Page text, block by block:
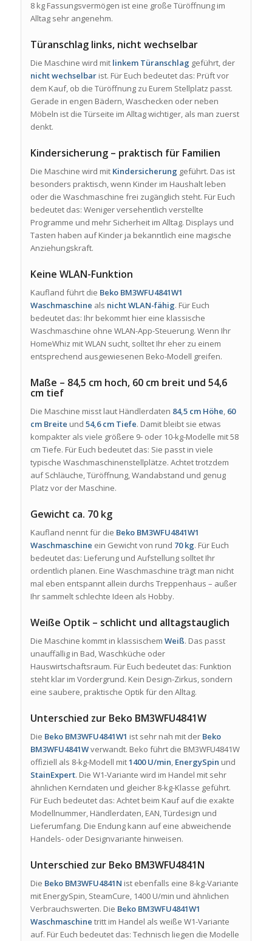
8 kg Fassungsvermögen ist eine große Türöffnung im
Alltag sehr angenehm.
Türanschlag links, nicht wechselbar
Die Maschine wird mit linkem Türanschlag geführt, der
nicht wechselbarist. Für Euch bedeutet das: Prüft vor
dem Kauf, ob die Türöffnung zu Eurem Stellplatz passt.
Gerade in engen Bädern, Waschecken oder neben
Möbeln ist die Türseite im Alltag wichtiger, als man zuerst
denkt.
Kindersicherung – praktisch für Familien
Die Maschine wird mit Kindersicherung geführt. Das ist
besonders praktisch, wenn Kinder im Haushalt leben
oder die Waschmaschine frei zugänglich steht. Für Euch
bedeutet das: Weniger versehentlich verstellte
Programme und mehr Sicherheit im Alltag. Displays und
Tasten haben auf Kinder ja bekanntlich eine magische
Anziehungskraft.
Keine WLAN-Funktion
Kaufland führt die Beko BM3WFU4841W1
Waschmaschine als nicht WLAN-fähig. Für Euch
bedeutet das: Ihr bekommt hier eine klassische
Waschmaschine ohne WLAN-App-Steuerung. Wenn Ihr
HomeWhiz mit WLAN sucht, solltet Ihr eher zu einem
entsprechend ausgewiesenen Beko-Modell greifen.
Maße – 84,5 cm hoch, 60 cm breit und 54,6
cm tief
Die Maschine misst laut Händlerdaten 84,5 cm Höhe, 60
cm Breite und 54,6 cm Tiefe. Damit bleibt sie etwas
kompakter als viele größere 9- oder 10-kg-Modelle mit 58
cm Tiefe. Für Euch bedeutet das: Sie passt in viele
typische Waschmaschinenstellplätze. Achtet trotzdem
auf Schläuche, Türöffnung, Wandabstand und genug
Platz vor der Maschine.
Gewicht ca. 70 kg
Kaufland nennt für die Beko BM3WFU4841W1
Waschmaschine ein Gewicht von rund 70 kg. Für Euch
bedeutet das: Lieferung und Aufstellung solltet Ihr
ordentlich planen. Eine Waschmaschine trägt man nicht
mal eben entspannt allein durchs Treppenhaus – außer
Ihr sammelt schlechte Ideen als Hobby.
Weiße Optik – schlicht und alltagstauglich
Die Maschine kommt in klassischem Weiß. Das passt
unauffällig in Bad, Waschküche oder
Hauswirtschaftsraum. Für Euch bedeutet das: Funktion
steht klar im Vordergrund. Kein Design-Zirkus, sondern
eine saubere, praktische Optik für den Alltag.
Unterschied zur Beko BM3WFU4841W
Die Beko BM3WFU4841W1 ist sehr nah mit der Beko
BM3WFU4841Wverwandt. Beko führt die BM3WFU4841W
offiziell als 8-kg-Modell mit1400 U/min, EnergySpin und
StainExpert. Die W1-Variante wird im Handel mit sehr
ähnlichen Kerndaten und gleicher 8-kg-Klasse geführt.
Für Euch bedeutet das: Achtet beim Kauf auf die exakte
Modellnummer, Händlerdaten, EAN, Türdesign und
Lieferumfang. Die Endung kann auf eine abweichende
Handels- oder Designvariante hinweisen.
Unterschied zur Beko BM3WFU4841N
Die Beko BM3WFU4841N ist ebenfalls eine 8-kg-Variante
mit EnergySpin, SteamCure, 1400 U/min und ähnlichen
Verbrauchswerten. Die Beko BM3WFU4841W1
Waschmaschine tritt im Handel als weiße W1-Variante
auf. Für Euch bedeutet das: Technisch liegen die Modelle